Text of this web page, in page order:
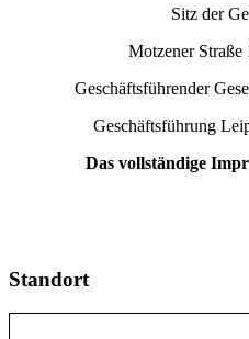
Sitz der
Motzener
Geschäftsführender
Geschäftsführung
Das vollständige
Standort